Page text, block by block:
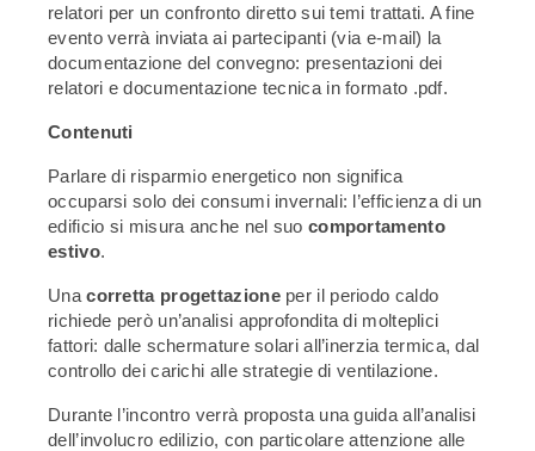
relatori per un confronto diretto sui temi trattati. A fine
evento verrà inviata ai partecipanti (via e-mail) la
documentazione del convegno: presentazioni dei
relatori e documentazione tecnica in formato .pdf.
Contenuti
Parlare di risparmio energetico non significa
occuparsi solo dei consumi invernali: l’efficienza di un
edificio si misura anche nel suo comportamento
estivo.
Unacorretta progettazioneper il periodo caldo
richiede però un’analisi approfondita di molteplici
fattori: dalle schermature solari all’inerzia termica, dal
controllo dei carichi alle strategie di ventilazione.
Durante l’incontro verrà proposta una guida all’analisi
dell’involucro edilizio, con particolare attenzione alle